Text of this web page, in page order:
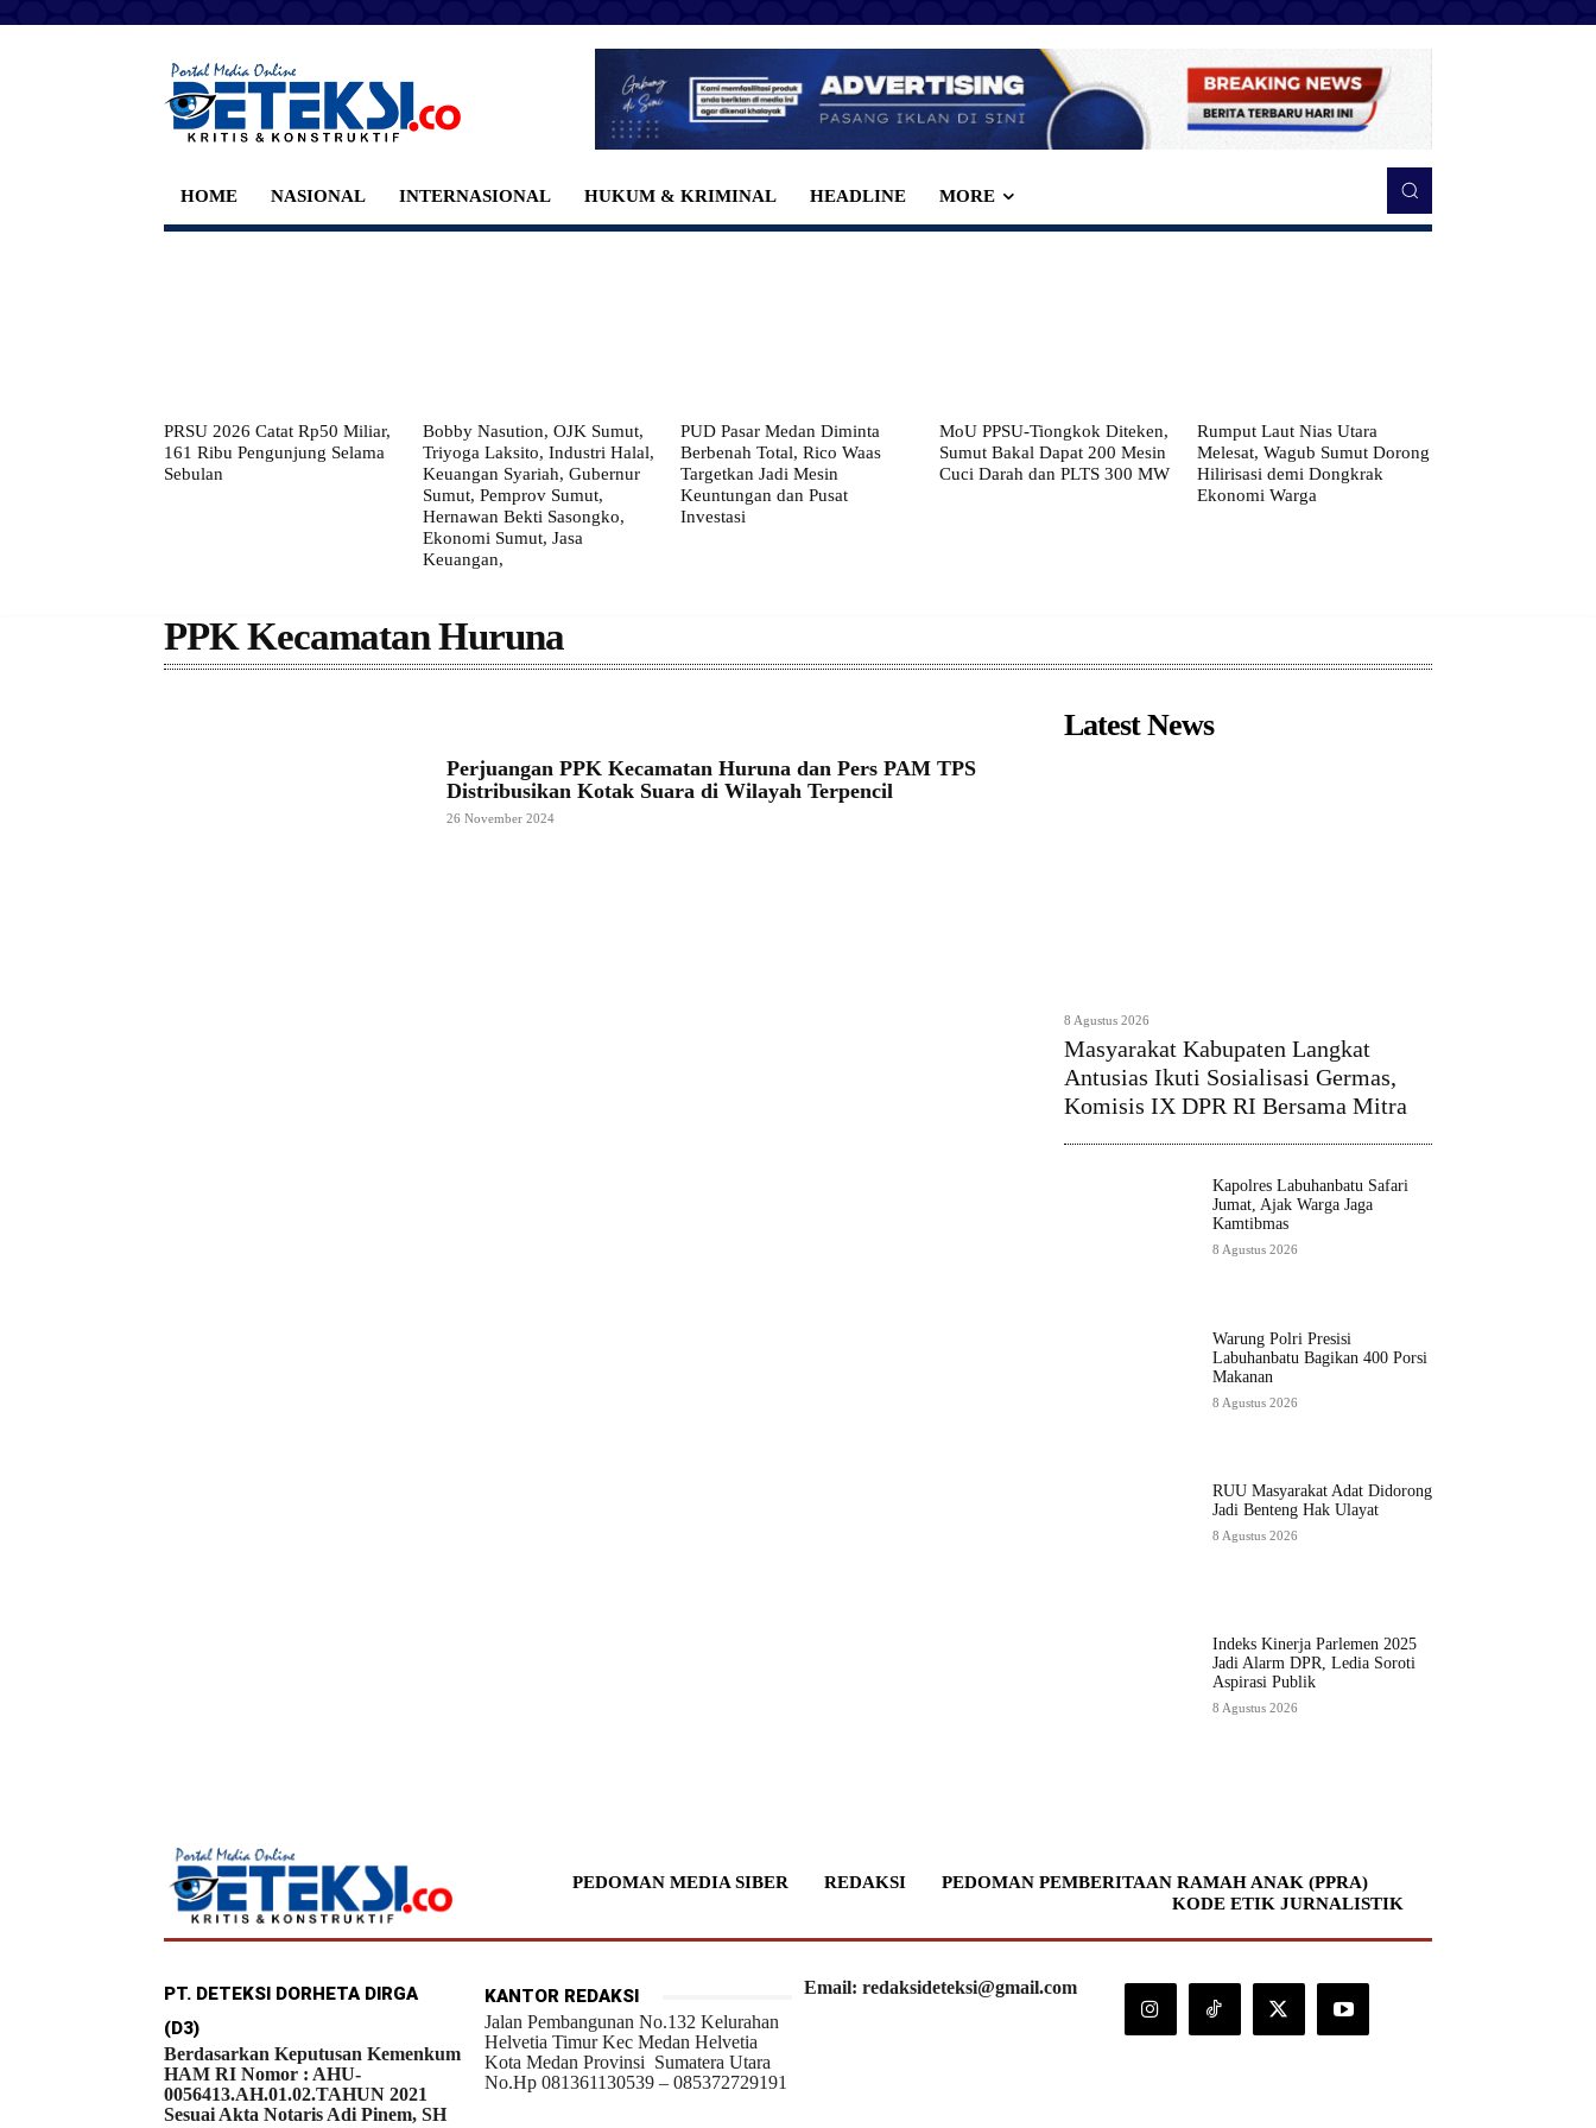
HOME NASIONAL INTERNASIONAL HUKUM & KRIMINAL HEADLINE MORE
PRSU 2026 Catat Rp50 Miliar,
161 Ribu Pengunjung Selama
Sebulan
Bobby Nasution, OJK Sumut,
Triyoga Laksito, Industri Halal,
Keuangan Syariah, Gubernur
Sumut, Pemprov Sumut,
Hernawan Bekti Sasongko,
Ekonomi Sumut, Jasa
Keuangan,
PUD Pasar Medan Diminta
Berbenah Total, Rico Waas
Targetkan Jadi Mesin
Keuntungan dan Pusat
Investasi
MoU PPSU-Tiongkok Diteken,
Sumut Bakal Dapat 200 Mesin
Cuci Darah dan PLTS 300 MW
Rumput Laut Nias Utara
Melesat, Wagub Sumut Dorong
Hilirisasi demi Dongkrak
Ekonomi Warga
PPK Kecamatan Huruna
Perjuangan PPK Kecamatan Huruna dan Pers PAM TPS
Distribusikan Kotak Suara di Wilayah Terpencil
26 November 2024
Latest News
8 Agustus 2026
Masyarakat Kabupaten Langkat
Antusias Ikuti Sosialisasi Germas,
Komisis IX DPR RI Bersama Mitra
Kapolres Labuhanbatu Safari
Jumat, Ajak Warga Jaga
Kamtibmas
8 Agustus 2026
Warung Polri Presisi
Labuhanbatu Bagikan 400 Porsi
Makanan
8 Agustus 2026
RUU Masyarakat Adat Didorong
Jadi Benteng Hak Ulayat
8 Agustus 2026
Indeks Kinerja Parlemen 2025
Jadi Alarm DPR, Ledia Soroti
Aspirasi Publik
8 Agustus 2026
PEDOMAN MEDIA SIBER REDAKSI
PEDOMAN PEMBERITAAN RAMAH ANAK (PPRA)
KODE ETIK JURNALISTIK
PT. DETEKSI DORHETA DIRGA
(D3)
Berdasarkan Keputusan Kemenkum
HAM RI Nomor : AHU-
0056413.AH.01.02.TAHUN 2021
Sesuai Akta Notaris Adi Pinem, SH
KANTOR REDAKSI
Jalan Pembangunan No.132 Kelurahan
Helvetia Timur Kec Medan Helvetia
Kota Medan Provinsi Sumatera Utara
No.Hp 081361130539 – 085372729191
Email: redaksideteksi@gmail.com